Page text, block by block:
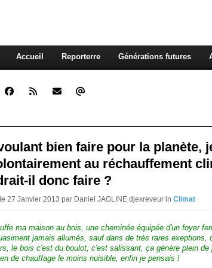
Accueil Reporterre Générations futures
bien faire pour la planète,
au réchauffement
il donc faire ?
27 Janvier 2013 par Daniel JAGLINE djexreveur in Climat
ma maison au bois, une cheminée équipée d'un foyer
jamais allumés, sauf dans de très rares exeptions,
le bois c'est du boulot, c'est salissant, ça génère plein
de chauffage le moins nuisible, enfin je pensais !